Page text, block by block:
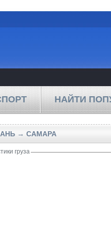
НАЙТИ
→ САМАРА
груза